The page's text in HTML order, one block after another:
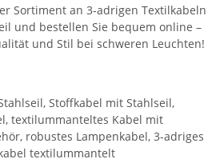
Sortiment an 3-adrigen Textilkabeln
und bestellen Sie bequem online –
und Stil bei schweren Leuchten!
Stoffkabel mit Stahlseil,
textilummanteltes Kabel mit
robustes Lampenkabel, 3-adriges
textilummantelt